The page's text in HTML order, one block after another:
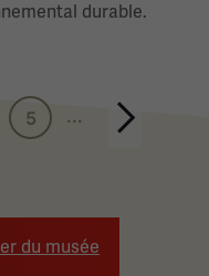
durable.
5
...
Page suivante
du musée